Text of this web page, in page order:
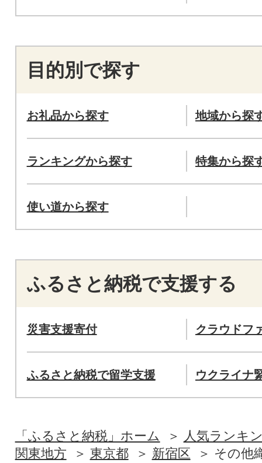
目的別で探す
お礼品から探す 地域から探
ランキングから探す 特集から探
使い道から探す
ふるさと納税で支援する
災害支援寄付 クラウドフ
ふるさと納税で留学支援 ウクライナ
「ふるさと納税」ホーム
人気ランキ
関東地方
東京都 新宿区 その他